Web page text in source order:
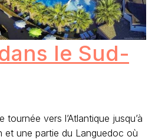
le Sud-
tournée vers l’Atlantique jusqu’à
et une partie du Languedoc où